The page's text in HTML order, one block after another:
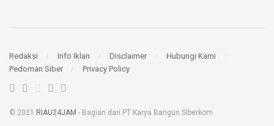
Redaksi Info Iklan Disclaimer
Hubungi Kami
Pedoman Siber
Privacy Policy
© 2021 RIAU24JAM - Bagian dari PT Karya Bangun Siberkom